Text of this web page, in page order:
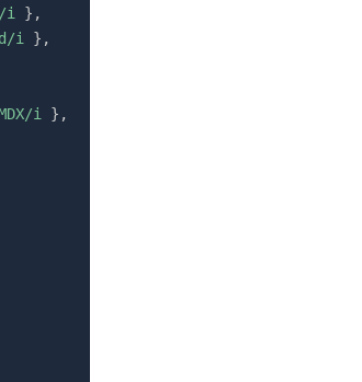
/i } ,
/i } ,
/i } ,